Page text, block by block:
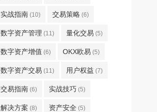
实战指南 (10) 交易策略 (6)
数字资产管理 (11) 量化交易 (5)
数字资产增值 (6) OKX欧易 (5)
数字资产交易 (11) 用户权益 (7)
交易指南 (6) 实战技巧 (5)
解决方案 (8) 资产安全 (5)